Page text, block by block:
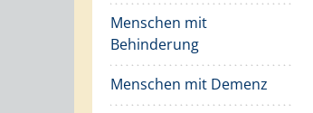
Menschen mit
Behinderung
Menschen mit Demenz